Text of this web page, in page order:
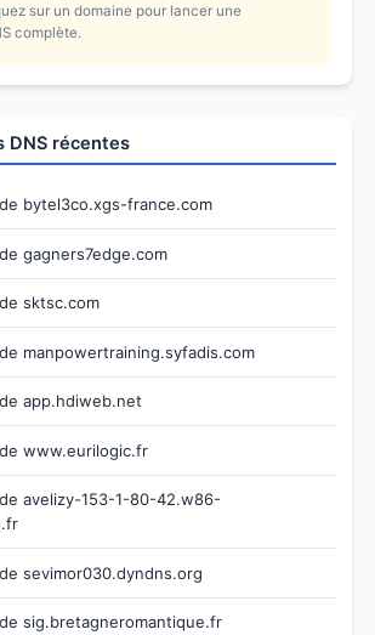
sur un domaine pour lancer une
complète.
DNS récentes
bytel3co.xgs-france.com
gagners7edge.com
sktsc.com
manpowertraining.syfadis.com
app.hdiweb.net
www.eurilogic.fr
avelizy-153-1-80-42.w86-
sevimor030.dyndns.org
sig.bretagneromantique.fr